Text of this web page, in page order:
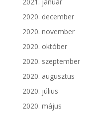
2020. december
2020. november
2020. október
2020. szeptember
2020. augusztus
2020. július
2020. május